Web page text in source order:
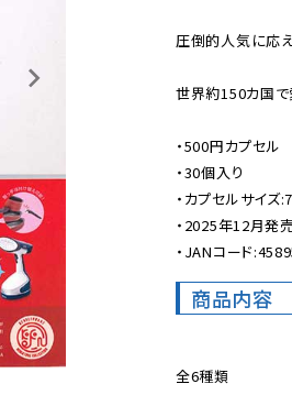
圧倒的人気に応
世界約150カ国で
・500円カプセル
・30個入り
・カプセルサイズ
・2025年12月発
・JANコード
商品内容
全6種類